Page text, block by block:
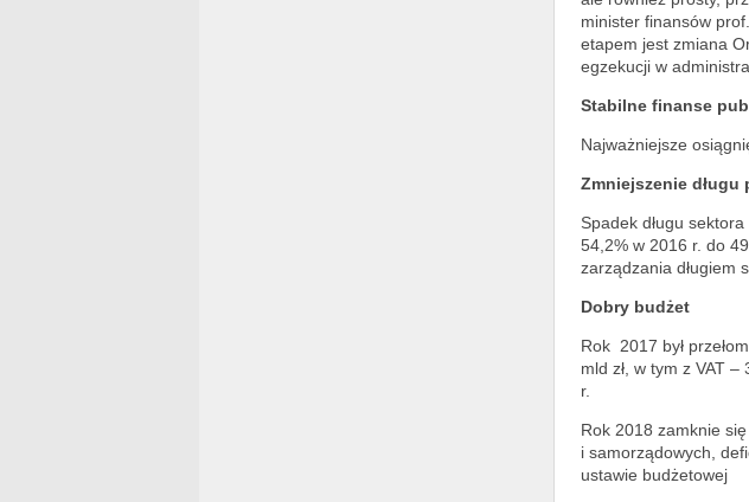
minister finansów
etapem jest zmiana
egzekucji w
Stabilne finanse
Najważniejsze
Zmniejszenie długu
Spadek długu
54,2% w 2016 r. do
zarządzania długiem
Dobry budżet
Rok 2017 był
mld zł, w tym z VAT
r.
Rok 2018 zamknie
i samorządowych,
ustawie budżetowej